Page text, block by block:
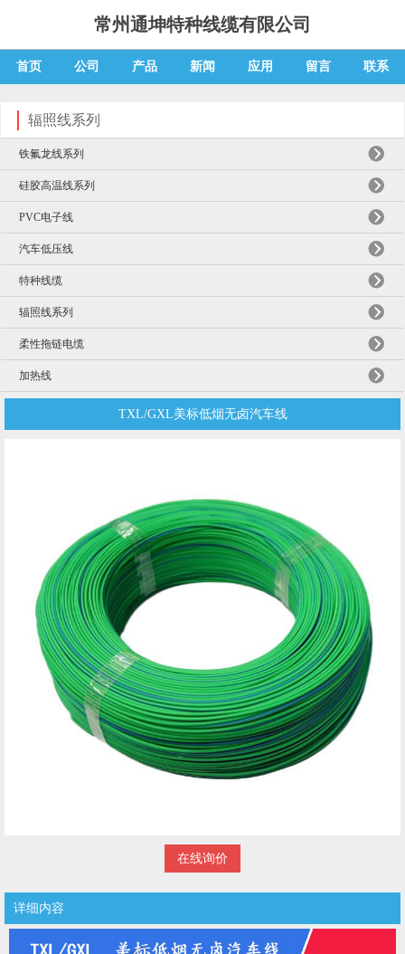
常州通坤特种线缆有限公司
首页 公司 产品 新闻 应用 留言 联系
辐照线系列
铁氟龙线系列
硅胶高温线系列
PVC电子线
汽车低压线
特种线缆
辐照线系列
柔性拖链电缆
加热线
TXL/GXL美标低烟无卤汽车线
在线询价
详细内容